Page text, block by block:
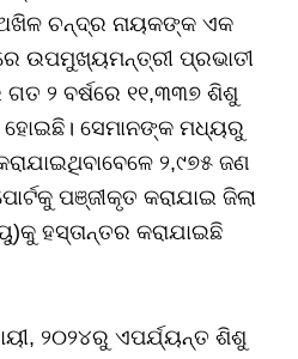
ଅଖିଳ ଚନ୍ଦ୍ର ନାୟକଙ୍କ ଏକ
ଉପମୁଖ୍ୟମନ୍ତ୍ରୀ ପ୍ରଭାତୀ
୨ ବର୍ଷରେ ୧୧,୩୩୭ ଶିଶୁ
ହୋଇଛି। ସେମାନଙ୍କ ମଧ୍ୟରୁ
୨,୯୭୫ ଜଣ
ପଞ୍ଜୀକୃତ କରାଯାଇ ଜିଲା
ହସ୍ତାନ୍ତର କରାଯାଇଛି
୨୦୨୪ରୁ ଏପର୍ଯ୍ୟନ୍ତ ଶିଶୁ